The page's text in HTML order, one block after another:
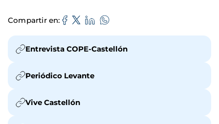
Compartir en
Entrevista COPE-Castellón
Periódico Levante
Vive Castellón